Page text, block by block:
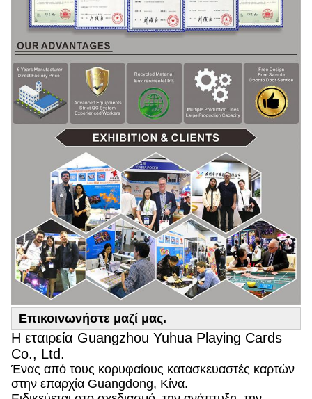
Επικοινωνήστε μαζί μας.
Η εταιρεία Guangzhou Yuhua Playing Cards
Co., Ltd.
Ένας από τους κορυφαίους κατασκευαστές καρτών
στην επαρχία Guangdong, Κίνα.